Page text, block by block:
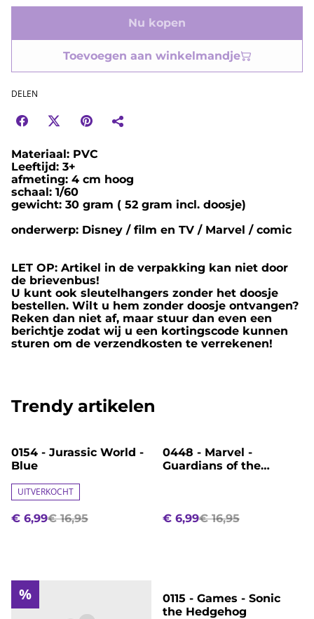
Nu kopen
Toevoegen aan winkelmandje
DELEN
Materiaal: PVC
Leeftijd: 3+
afmeting: 4 cm hoog
schaal: 1/60
gewicht: 30 gram ( 52 gram incl. doosje)
onderwerp: Disney / film en TV / Marvel / comic
LET OP: Artikel in de verpakking kan niet door
de brievenbus!
U kunt ook sleutelhangers zonder het doosje
bestellen. Wilt u hem zonder doosje ontvangen?
Reken dan niet af, maar stuur dan even een
berichtje zodat wij u een kortingscode kunnen
sturen om de verzendkosten te verrekenen!
Trendy artikelen
%
0154 - Jurassic World -
Blue
UITVERKOCHT
€ 6,99€ 16,95
%
0448 - Marvel -
Guardians of the
€ 6,99€ 16,95
% %
0115 - Games - Sonic
the Hedgehog